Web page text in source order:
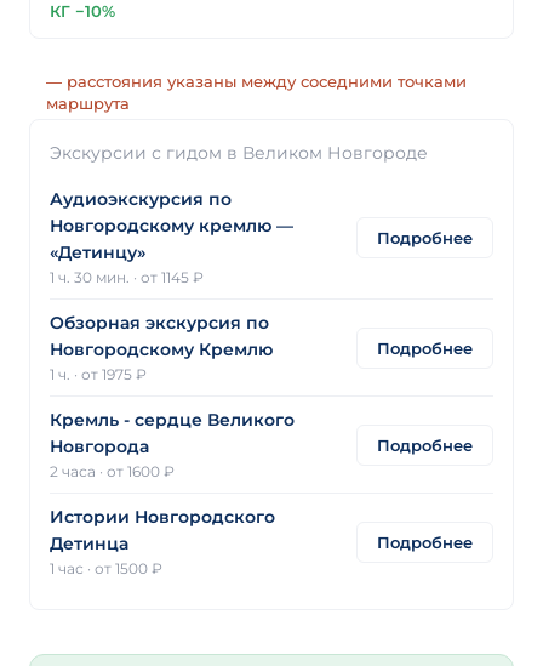
КГ −10%
— расстояния указаны между соседними точками
маршрута
Экскурсии с гидом в Великом Новгороде
Аудиоэкскурсия по
Новгородскому кремлю —
«Детинцу»
1 ч. 30 мин. · от 1145 ₽
Подробнее
Обзорная экскурсия по
Новгородскому Кремлю
1 ч. · от 1975 ₽
Подробнее
Кремль - сердце Великого
Новгорода
2 часа · от 1600 ₽
Подробнее
Истории Новгородского
Детинца
1 час · от 1500 ₽
Подробнее